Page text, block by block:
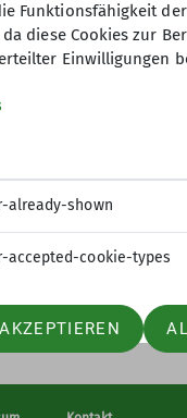
75 Jahre
Funktionsfähigkeit
da diese Cookies zur
Einwilligungen
already-shown
accepted-cookie-types